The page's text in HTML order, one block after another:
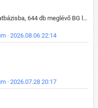
149 új BG lap került be az adatbázisba, 644 db meglévő BG lap módosult, bekerültek az új képek a megváltozott lapokhoz is.
· 2026.08.06 22:14
· 2026.07.28 20:17